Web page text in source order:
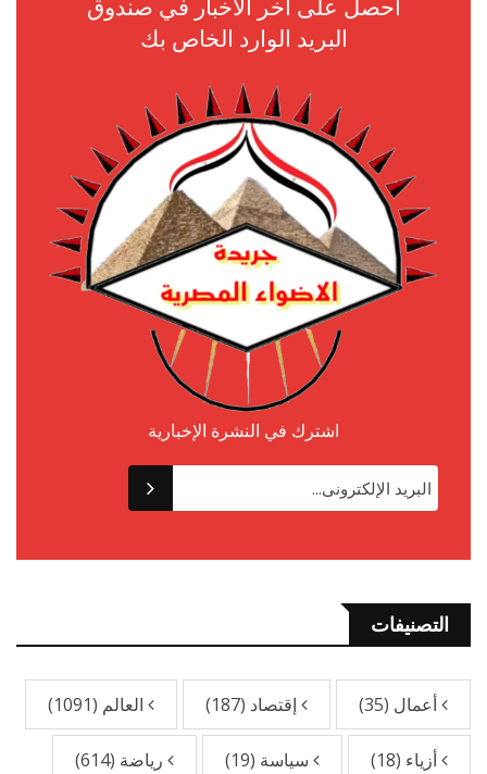
احصل على آخر الأخبار في صندوق
البريد الوارد الخاص بك
اشترك في النشرة الإخبارية
التصنيفات
أعمال (35) إقتصاد (187) العالم (1091)
أزياء (18) سياسة (19) رياضة (614)